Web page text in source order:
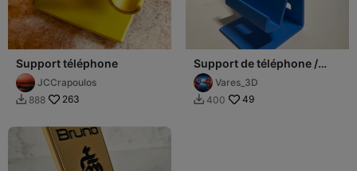
Support téléphone
JCCrapoulos
 888 263
Support de téléphone /
phone holder
Vares_3D
 400 49